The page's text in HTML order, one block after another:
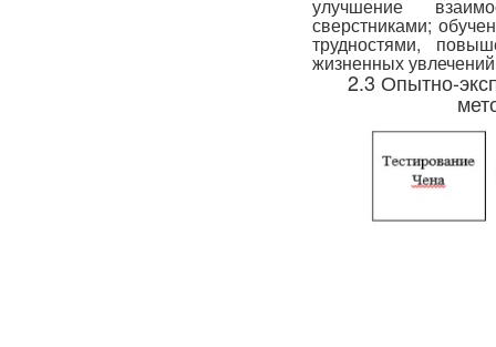
улучшение
сверстниками;
трудностями,
жизненных
2.3 Опытно-